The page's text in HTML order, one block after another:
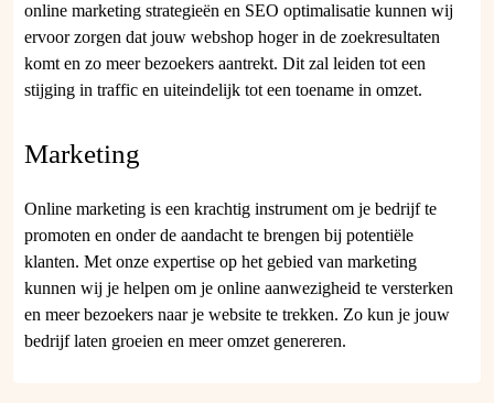
online marketing strategieën en SEO optimalisatie kunnen wij
ervoor zorgen dat jouw webshop hoger in de zoekresultaten
komt en zo meer bezoekers aantrekt. Dit zal leiden tot een
stijging in traffic en uiteindelijk tot een toename in omzet.
Marketing
Online marketing is een krachtig instrument om je bedrijf te
promoten en onder de aandacht te brengen bij potentiële
klanten. Met onze expertise op het gebied van marketing
kunnen wij je helpen om je online aanwezigheid te versterken
en meer bezoekers naar je website te trekken. Zo kun je jouw
bedrijf laten groeien en meer omzet genereren.